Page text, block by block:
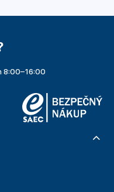
8:00–16:00